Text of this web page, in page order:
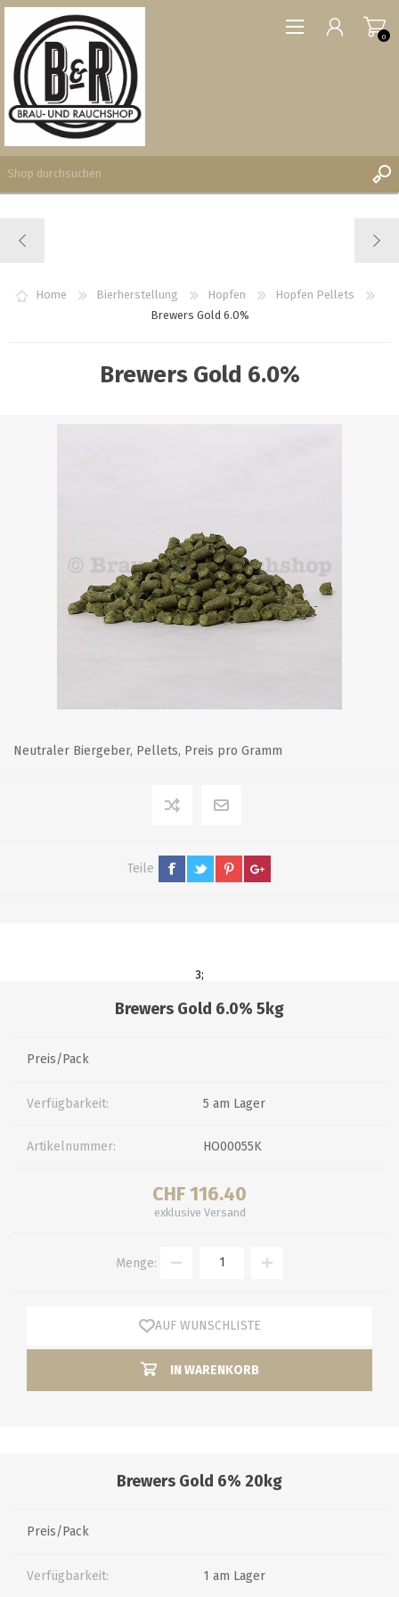
WUNSCHLISTE
0
0
Home Bierherstellung Hopfen
Hopfen Pellets
Brewers Gold 6.0%
Brewers Gold 6.0%
Neutraler Biergeber, Pellets, Preis pro Gramm
Teile
3;
Brewers Gold 6.0% 5kg
Preis/Pack
Verfügbarkeit: 5 am Lager
Artikelnummer: HO00055K
CHF 116.40
exklusive Versand
Menge:
AUF WUNSCHLISTE
IN WARENKORB
Brewers Gold 6% 20kg
Preis/Pack
Verfügbarkeit: 1 am Lager